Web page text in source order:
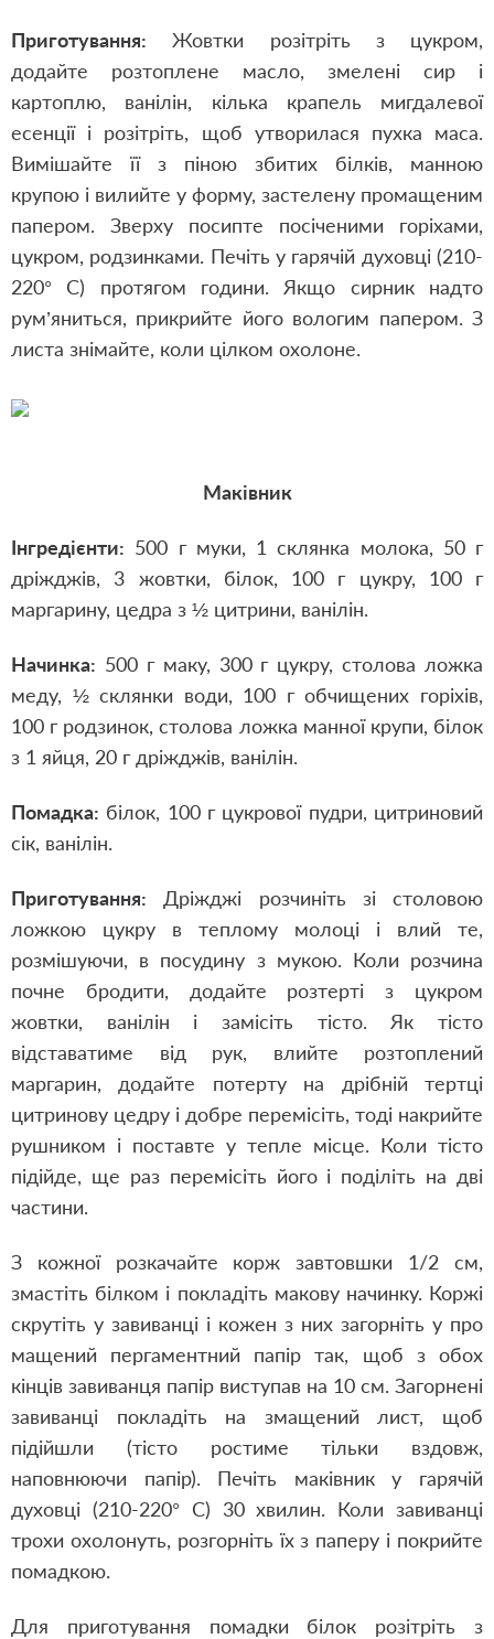
Приготування: Жовтки розітріть з цукром,
додайте розтоплене масло, змелені сир і
картоплю, ванілін, кілька крапель мигдалевої
есенції і розітріть, щоб утворилася пухка маса.
Вимішайте її з піною збитих білків, манною
крупою і вилийте у форму, застелену промащеним
папером. Зверху посипте посіченими горіхами,
цукром, родзинками. Печіть у гарячій духовці (210-
220° С) протягом години. Якщо сирник надто
рум’яниться, прикрийте його вологим папером. З
листа знімайте, коли цілком охолоне.
Маківник
Інгредієнти: 500 г муки, 1 склянка молока, 50 г
дріжджів, 3 жовтки, білок, 100 г цукру, 100 г
маргарину, цедра з ½ цитрини, ванілін.
Начинка: 500 г маку, 300 г цукру, столова ложка
меду, ½ склянки води, 100 г обчищених горіхів,
100 г родзинок, столова ложка манної крупи, білок
з 1 яйця, 20 г дріжджів, ванілін.
Помадка: білок, 100 г цукрової пудри, цитриновий
сік, ванілін.
Приготування: Дріжджі розчиніть зі столовою
ложкою цукру в теплому молоці і влий те,
розмішуючи, в посудину з мукою. Коли розчина
почне бродити, додайте розтерті з цукром
жовтки, ванілін і замісіть тісто. Як тісто
відставатиме від рук, влийте розтоплений
маргарин, додайте потерту на дрібній тертці
цитринову цедру і добре перемісіть, тоді накрийте
рушником і поставте у тепле місце. Коли тісто
підійде, ще раз перемісіть його і поділіть на дві
частини.
З кожної розкачайте корж завтовшки 1/2 см,
змастіть білком і покладіть макову начинку. Коржі
скрутіть у завиванці і кожен з них загорніть у про
мащений пергаментний папір так, щоб з обох
кінців завиванця папір виступав на 10 см. Загорнені
завиванці покладіть на змащений лист, щоб
підійшли (тісто ростиме тільки вздовж,
наповнюючи папір). Печіть маківник у гарячій
духовці (210-220° С) 30 хвилин. Коли завиванці
трохи охолонуть, розгорніть їх з паперу і покрийте
помадкою.
Для приготування помадки білок розітріть з